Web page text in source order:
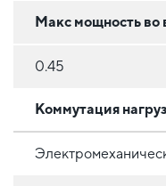
Макс мощность во
0.45
Коммутация